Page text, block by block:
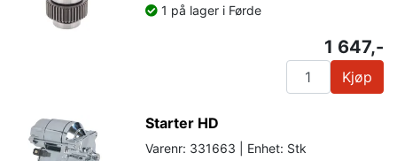
1 på lager i Førde
1 647,-
Kjøp
Starter HD
Varenr: 331663 | Enhet: Stk